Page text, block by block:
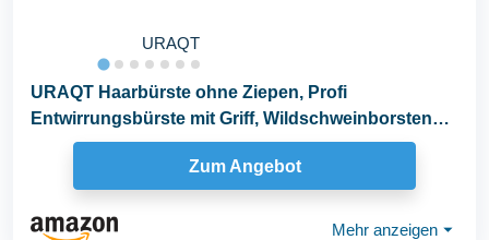
URAQT
URAQT Haarbürste ohne Ziepen, Profi
Entwirrungsbürste mit Griff, Wildschweinborsten
Haarstyling...
Zum Angebot
Mehr anzeigen ⏷